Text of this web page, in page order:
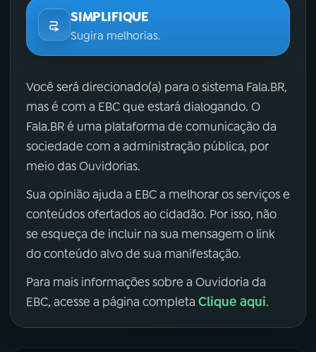
SIMPLIFIQUE
Sugira melhorias.
Você será direcionado(a) para o sistema Fala.BR,
mas é com a EBC que estará dialogando. O
Fala.BR é uma plataforma de comunicação da
sociedade com a administração pública, por
meio das Ouvidorias.
Sua opinião ajuda a EBC a melhorar os serviços e
conteúdos ofertados ao cidadão. Por isso, não
se esqueça de incluir na sua mensagem o link
do conteúdo alvo de sua manifestação.
Para mais informações sobre a Ouvidoria da
EBC, acesse a página completa Clique aqui.